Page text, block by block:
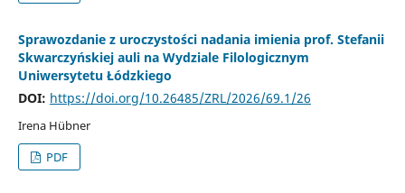
Sprawozdanie z uroczystości nadania imienia prof. Stefanii
Skwarczyńskiej auli na Wydziale Filologicznym
Uniwersytetu Łódzkiego
DOI: https://doi.org/10.26485/ZRL/2026/69.1/26
Irena Hübner
PDF